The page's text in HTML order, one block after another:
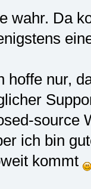
wahr. Da
hoffe nur,
source
ich bin
kommt